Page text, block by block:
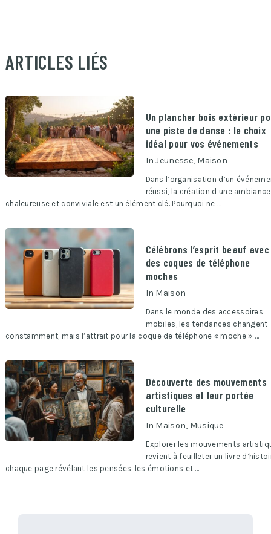
ARTICLES LIÉS
Un plancher bois extérieur
une piste de danse : le choix
idéal pour vos événements
InJeunesse, Maison
Dans l’organisation d’un
réussi, la création d’une ambiance
chaleureuse et conviviale est un élément clé. Pourquoi ne …
Célébrons l’esprit beauf avec
des coques de téléphone
moches
In Maison
Dans le monde des accessoires
mobiles, les tendances changent
constamment, mais l’attrait pour la coque de téléphone « moche » …
Découverte des mouvements
artistiques et leur portée
culturelle
In Maison, Musique
Explorer les mouvements
revient à feuilleter un livre
chaque page révélant les pensées, les émotions et …